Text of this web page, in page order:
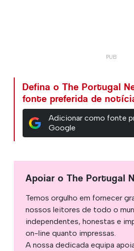
Defina o The Portugal
fonte preferida de
Adicionar como fonte
Google
Apoiar o The Portugal
Temos orgulho em fornecer
nossos leitores de todo o
independentes, honestas e
on-line quanto impressas.
A nossa dedicada equipa